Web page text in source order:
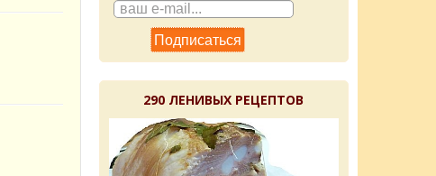
290 ЛЕНИВЫХ РЕЦЕПТОВ